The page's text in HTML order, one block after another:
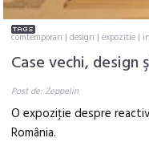
comtemporan |design |expozitie |
Case vechi, design
Post de: Zeppelin
O expoziţie despre
România.